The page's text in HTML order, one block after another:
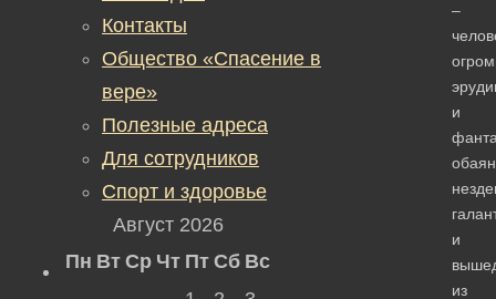
–
и
и
из
Контакты
Общество «Спасение в
вере»
Полезные адреса
Для сотрудников
Спорт и здоровье
Август 2026
Пн Вт Ср Чт Пт Сб Вс